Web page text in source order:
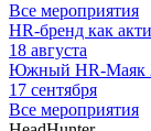
Все мероприятия
HR-бренд как
18 августа
Южный HR-Маяк
17 сентября
Все мероприятия